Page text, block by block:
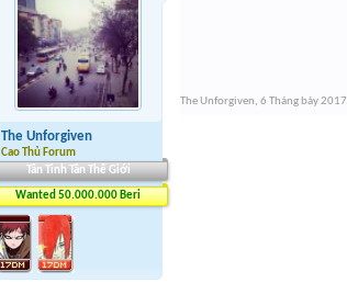
The Unforgiven
Cao Thủ Forum
Tân Tinh Tân Thế Giới
Wanted 50.000.000 Beri
The Unforgiven, 6 Tháng bảy 2017